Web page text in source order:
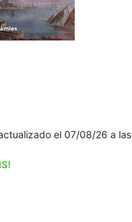
el 07/08/26 a las